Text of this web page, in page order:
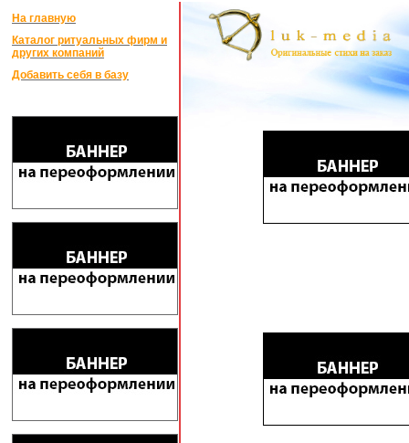
На главную
Каталог ритуальных фирм и
других компаний
Добавить себя в базу